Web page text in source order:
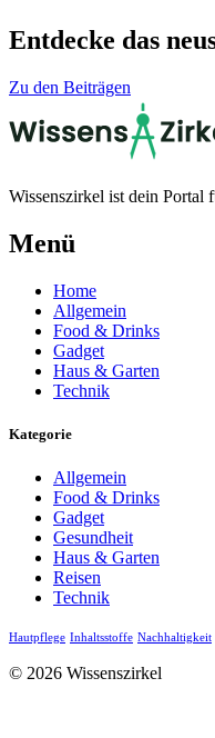
Entdecke das
Zu den Beiträgen
Wissenszirkel ist dein Portal
Menü
Home
Allgemein
Food & Drinks
Gadget
Haus & Garten
Technik
Kategorie
Allgemein
Food & Drinks
Gadget
Gesundheit
Haus & Garten
Reisen
Technik
Hautpflege Inhaltsstoffe Nachhaltigkeit
© 2026 Wissenszirkel